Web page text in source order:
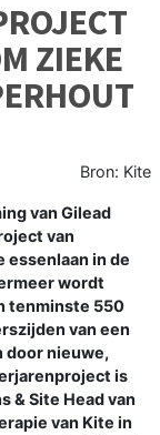
ZIEKE
Bron: Kite
van Gilead
van
essenlaan in de
wordt
tenminste 550
van een
door nieuwe,
is
& Site Head van
van Kite in